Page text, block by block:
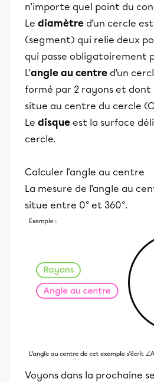
n’importe quel point du
Le diamètre d’un cercle
(segment) qui relie deux
qui passe obligatoirement
L’angle au centre d’un
formé par 2 rayons et dont
situe au centre du cercle
Le disque est la surface
cercle.
Calculer l'angle au centre
La mesure de l’angle au
situe entre 0° et 360°.
Voyons dans la prochaine